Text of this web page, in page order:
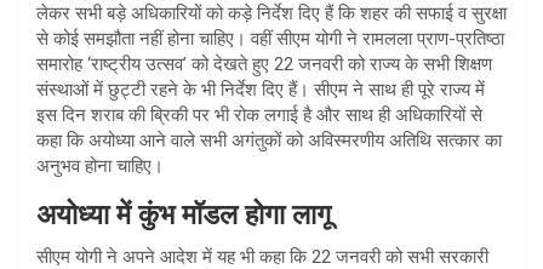
लेकर सभी बड़े अधिकारियों को कड़े निर्देश दिए हैं कि शहर की सफाई व सुरक्षा
से कोई समझौता नहीं होना चाहिए। वहीं सीएम योगी ने रामलला प्राण-प्रतिष्ठा
समारोह ‘राष्ट्रीय उत्सव’ को देखते हुए 22 जनवरी को राज्य के सभी शिक्षण
संस्थाओं में छुट्टी रहने के भी निर्देश दिए हैं। सीएम ने साथ ही पूरे राज्य में
इस दिन शराब की ब्रिकी पर भी रोक लगाई है और साथ ही अधिकारियों से
कहा कि अयोध्या आने वाले सभी अगंतुकों को अविस्मरणीय अतिथि सत्कार का
अनुभव होना चाहिए।
अयोध्या में कुंभ मॉडल होगा लागू
सीएम योगी ने अपने आदेश में यह भी कहा कि 22 जनवरी को सभी सरकारी